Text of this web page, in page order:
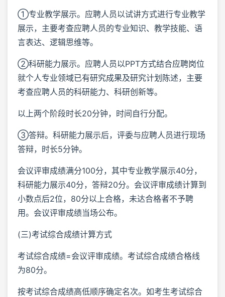
①专业教学展示。应聘人员以试讲方式进行专业教学
展示，主要考查应聘人员的专业知识、教学技能、语
言表达、逻辑思维等。
②科研能力展示。应聘人员以PPT方式结合应聘岗位
就个人专业领域已有研究成果及研究计划陈述，主要
考查应聘人员的科研能力、科研创新等。
以上两个阶段时长20分钟，时间自行分配。
③答辩。科研能力展示后，评委与应聘人员进行现场
答辩，时长5分钟。
会议评审成绩满分100分，其中专业教学展示40分，
科研能力展示40分，答辩20分。会议评审成绩计算到
小数点后2位，80分以上合格，未达合格者不予聘
用。会议评审成绩当场公布。
(三)考试综合成绩计算方式
考试综合成绩=会议评审成绩。考试综合成绩合格线
为80分。
按考试综合成绩高低顺序确定名次。如考生考试综合